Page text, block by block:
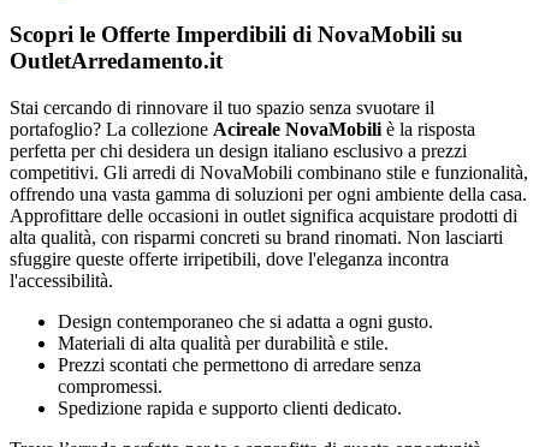
Scopri le Offerte Imperdibili di NovaMobili su
OutletArredamento.it
Stai cercando di rinnovare il tuo spazio senza svuotare il
portafoglio? La collezione Acireale NovaMobili è la risposta
perfetta per chi desidera un design italiano esclusivo a prezzi
competitivi. Gli arredi di NovaMobili combinano stile e funzionalità,
offrendo una vasta gamma di soluzioni per ogni ambiente della casa.
Approfittare delle occasioni in outlet significa acquistare prodotti di
alta qualità, con risparmi concreti su brand rinomati. Non lasciarti
sfuggire queste offerte irripetibili, dove l'eleganza incontra
l'accessibilità.
Design contemporaneo che si adatta a ogni gusto.
Materiali di alta qualità per durabilità e stile.
Prezzi scontati che permettono di arredare senza
compromessi.
Spedizione rapida e supporto clienti dedicato.